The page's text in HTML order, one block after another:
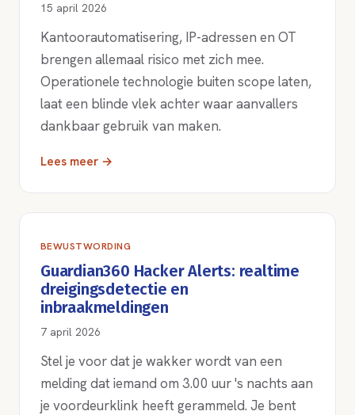
15 april 2026
Kantoorautomatisering, IP-adressen en OT
brengen allemaal risico met zich mee.
Operationele technologie buiten scope laten,
laat een blinde vlek achter waar aanvallers
dankbaar gebruik van maken.
Lees meer →
BEWUSTWORDING
Guardian360 Hacker Alerts: realtime
dreigingsdetectie en
inbraakmeldingen
7 april 2026
Stel je voor dat je wakker wordt van een
melding dat iemand om 3.00 uur 's nachts aan
je voordeurklink heeft gerammeld. Je bent